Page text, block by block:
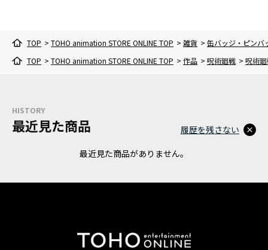
TOP > TOHO animation STORE ONLINE TOP > 雑貨 > 缶バッジ・ピンバ
TOP > TOHO animation STORE ONLINE TOP > 作品 > 呪術廻戦 > 呪術
HISTORY
最近見た商品
最近見た商品がありません。
履歴を残さない